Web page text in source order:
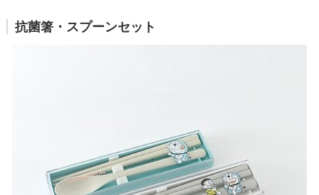
抗菌箸・スプーンセット